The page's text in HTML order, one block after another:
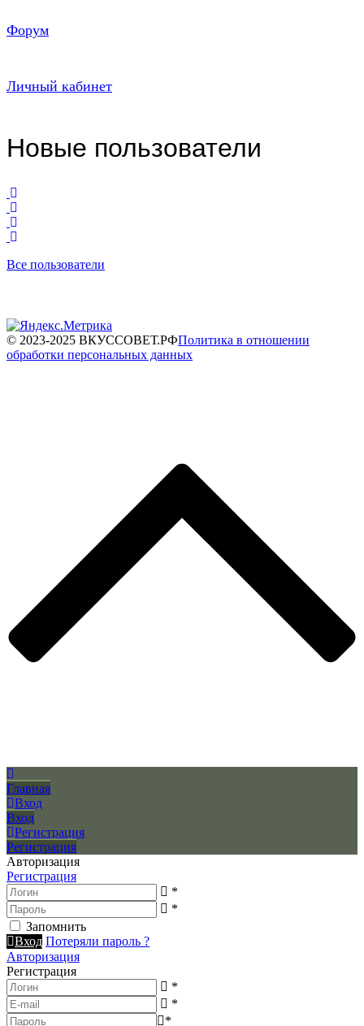
Форум
Личный кабинет
Новые пользователи
Все пользователи
© 2023-2025 ВКУССОВЕТ.РФПолитика в отношении
обработки персональных данных
Главная
Вход
Вход
Регистрация
Регистрация
Авторизация
Регистрация
*
*
Запомнить
Вход Потеряли пароль ?
Авторизация
Регистрация
*
*
*